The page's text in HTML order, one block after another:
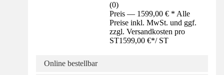
(0)
Preis — 1599,00 € * Alle
Preise inkl. MwSt. und ggf.
zzgl. Versandkosten pro
ST1599,00 €*/ ST
Online bestellbar